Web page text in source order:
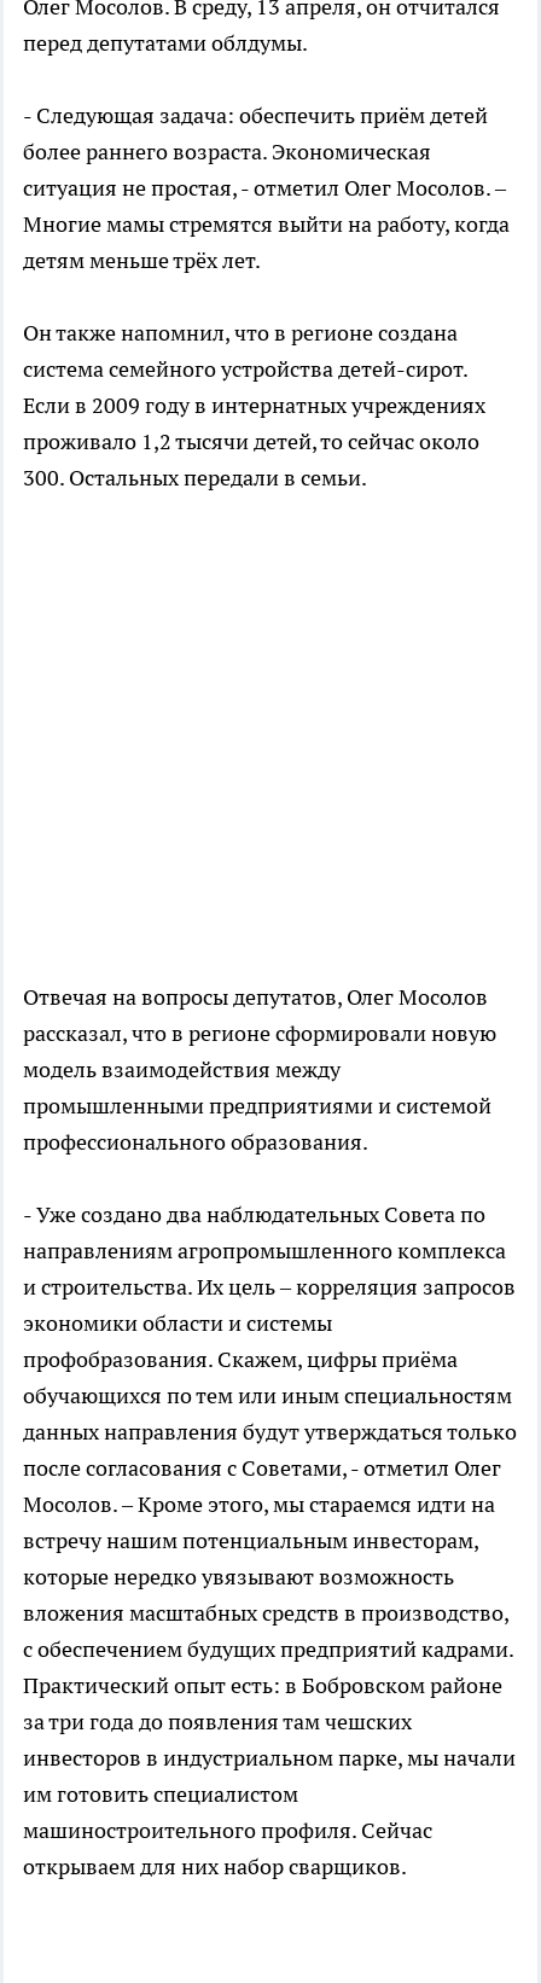
Олег Мосолов. В среду, 13 апреля, он отчитался
перед депутатами облдумы.
- Следующая задача: обеспечить приём детей
более раннего возраста. Экономическая
ситуация не простая, - отметил Олег Мосолов. –
Многие мамы стремятся выйти на работу, когда
детям меньше трёх лет.
Он также напомнил, что в регионе создана
система семейного устройства детей-сирот.
Если в 2009 году в интернатных учреждениях
проживало 1,2 тысячи детей, то сейчас около
300. Остальных передали в семьи.
Отвечая на вопросы депутатов, Олег Мосолов
рассказал, что в регионе сформировали новую
модель взаимодействия между
промышленными предприятиями и системой
профессионального образования.
- Уже создано два наблюдательных Совета по
направлениям агропромышленного комплекса
и строительства. Их цель – корреляция запросов
экономики области и системы
профобразования. Скажем, цифры приёма
обучающихся по тем или иным специальностям
данных направления будут утверждаться только
после согласования с Советами, - отметил Олег
Мосолов. – Кроме этого, мы стараемся идти на
встречу нашим потенциальным инвесторам,
которые нередко увязывают возможность
вложения масштабных средств в производство,
с обеспечением будущих предприятий кадрами.
Практический опыт есть: в Бобровском районе
за три года до появления там чешских
инвесторов в индустриальном парке, мы начали
им готовить специалистом
машиностроительного профиля. Сейчас
открываем для них набор сварщиков.